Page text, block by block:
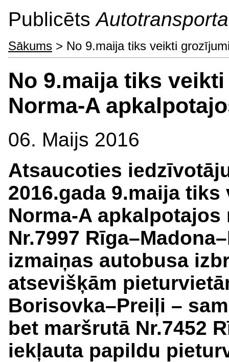
Publicēts
Sākums > No 9.maija tiks veikti
No 9.maija tiks
Norma-A
06. Maijs 2016
Atsaucoties
2016.gada 9.maija
Norma-A
Nr.7997
izmaiņas autobusa
atsevišķām
Borisovka–Preiļi –
bet maršrutā Nr.7452
iekļauta papildu